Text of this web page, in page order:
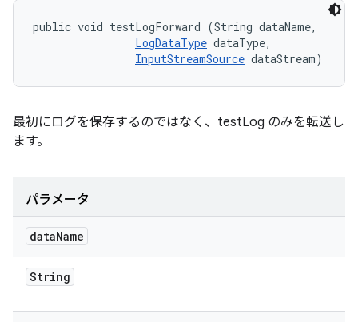
public void testLogForward (String dataName,
LogDataType dataType,
InputStreamSource dataStream)
最初にログを保存するのではなく、testLog のみを転送し
ます。
パラメータ
dataName
String